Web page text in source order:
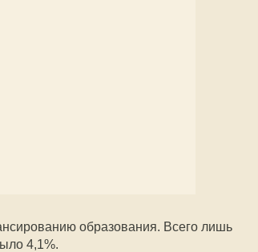
образования. Всего лишь
4,1%.